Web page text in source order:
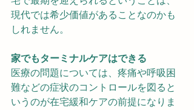
現代では希少価値があることなのかも
しれません。
家でもターミナルケアはできる
医療の問題については、疼痛や呼吸困
難などの症状のコントロールを図ると
いうのが在宅緩和ケアの前提になりま